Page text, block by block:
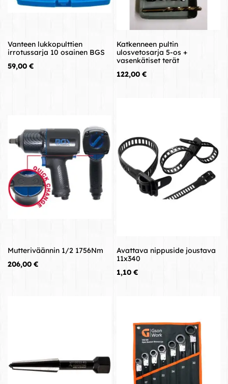
Vanteen lukkopulttien
irrotussarja 10 osainen BGS
Hinta
59,00 €
Katkenneen pultin
ulosvetosarja 5-os +
vasenkätiset terät
Hinta
122,00 €
Mutteriväännin 1/2 1756Nm
Hinta
206,00 €
Avattava nippuside joustava
11x340
Hinta
1,10 €